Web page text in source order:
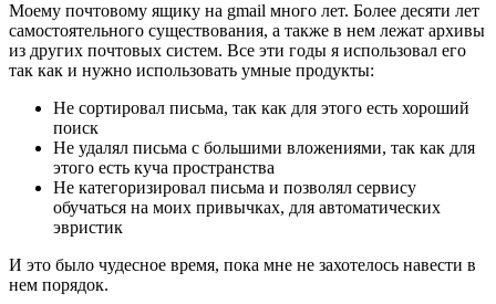
Моему почтовому ящику на gmail много лет. Более десяти лет
самостоятельного существования, а также в нем лежат архивы
из других почтовых систем. Все эти годы я использовал его
так как и нужно использовать умные продукты:
Не сортировал письма, так как для этого есть хороший
поиск
Не удалял письма с большими вложениями, так как для
этого есть куча пространства
Не категоризировал письма и позволял сервису
обучаться на моих привычках, для автоматических
эвристик
И это было чудесное время, пока мне не захотелось навести в
нем порядок.